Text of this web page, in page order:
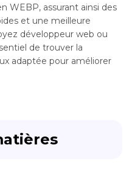
WEBP, assurant ainsi des
et une meilleure
développeur web ou
de trouver la
adaptée pour améliorer